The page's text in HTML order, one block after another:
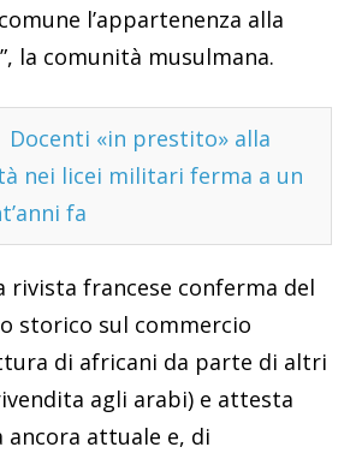
l’appartenenza alla
la comunità musulmana.
Docenti «in prestito» alla
nei licei militari ferma a un
fa
rivista francese conferma del
storico sul commercio
di africani da parte di altri
agli arabi) e attesta
ancora attuale e, di